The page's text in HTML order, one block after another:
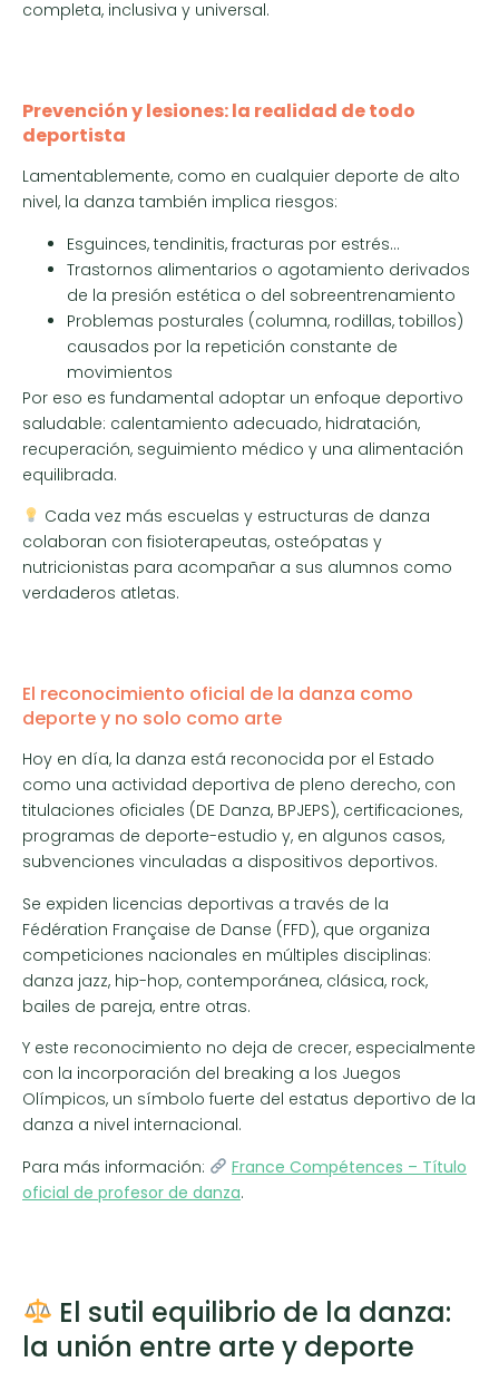
completa, inclusiva y universal.
Prevención y lesiones: la realidad de todo
deportista
Lamentablemente, como en cualquier deporte de alto
nivel, la danza también implica riesgos:
Esguinces, tendinitis, fracturas por estrés…
Trastornos alimentarios o agotamiento derivados
de la presión estética o del sobreentrenamiento
Problemas posturales (columna, rodillas, tobillos)
causados por la repetición constante de
movimientos
Por eso es fundamental adoptar un enfoque deportivo
saludable: calentamiento adecuado, hidratación,
recuperación, seguimiento médico y una alimentación
equilibrada.
Cada vez más escuelas y estructuras de danza
colaboran con fisioterapeutas, osteópatas y
nutricionistas para acompañar a sus alumnos como
verdaderos atletas.
El reconocimiento oficial de la danza como
deporte y no solo como arte
Hoy en día, la danza está reconocida por el Estado
como una actividad deportiva de pleno derecho, con
titulaciones oficiales (DE Danza, BPJEPS), certificaciones,
programas de deporte-estudio y, en algunos casos,
subvenciones vinculadas a dispositivos deportivos.
Se expiden licencias deportivas a través de la
Fédération Française de Danse (FFD), que organiza
competiciones nacionales en múltiples disciplinas:
danza jazz, hip-hop, contemporánea, clásica, rock,
bailes de pareja, entre otras.
Y este reconocimiento no deja de crecer, especialmente
con la incorporación del breaking a los Juegos
Olímpicos, un símbolo fuerte del estatus deportivo de la
danza a nivel internacional.
Para más información:
France Compétences – Título
oficial de profesor de danza.
El sutil equilibrio de la danza:
la unión entre arte y deporte